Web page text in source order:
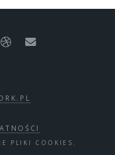
PLIKI COOKIES.